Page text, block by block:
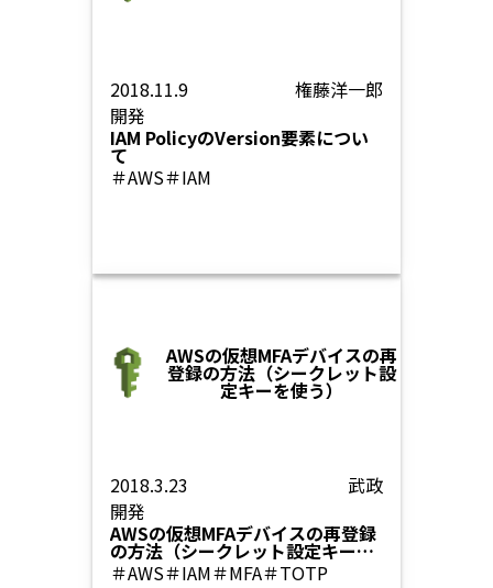
2018.11.9
権藤洋一郎
開発
IAM PolicyのVersion要素につい
て
＃AWS＃IAM
AWSの仮想MFAデバイスの再
登録の方法（シークレット設
定キーを使う）
2018.3.23
武政
開発
AWSの仮想MFAデバイスの再登録
の方法（シークレット設定キーを
使う）
＃AWS＃IAM＃MFA＃TOTP